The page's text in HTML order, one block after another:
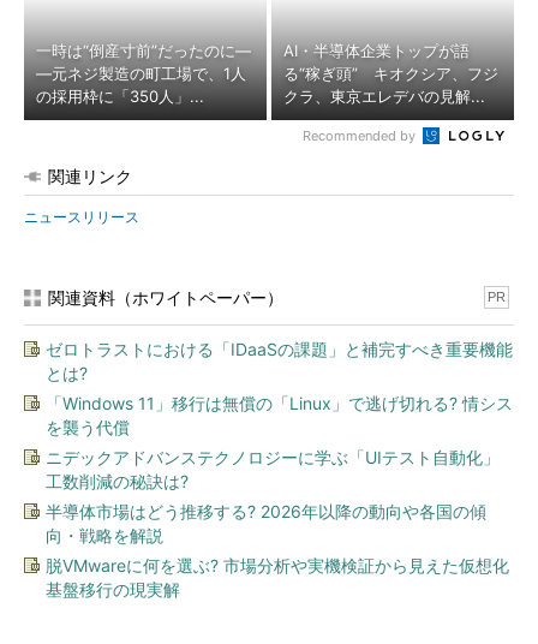
一時は“倒産寸前”だったのに―
―元ネジ製造の町工場で、1人
の採用枠に「350人」...
AI・半導体企業トップが語
る“稼ぎ頭” キオクシア、フジ
クラ、東京エレデバの見解...
Recommended by
関連リンク
ニュースリリース
関連資料（ホワイトペーパー） PR
ゼロトラストにおける「IDaaSの課題」と補完すべき重要機能
とは?
「Windows 11」移行は無償の「Linux」で逃げ切れる? 情シス
を襲う代償
ニデックアドバンステクノロジーに学ぶ「UIテスト自動化」
工数削減の秘訣は?
半導体市場はどう推移する? 2026年以降の動向や各国の傾
向・戦略を解説
脱VMwareに何を選ぶ? 市場分析や実機検証から見えた仮想化
基盤移行の現実解